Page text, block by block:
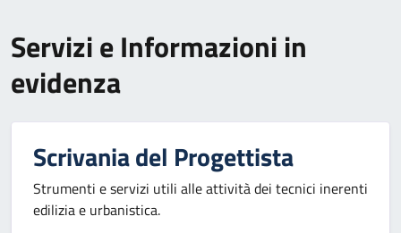
Servizi e Informazioni in
evidenza
Scrivania del Progettista
Strumenti e servizi utili alle attività dei tecnici inerenti
edilizia e urbanistica.